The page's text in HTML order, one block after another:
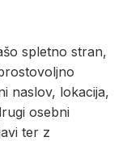
spletno stran,
naslov, lokacija,
osebni
ter z